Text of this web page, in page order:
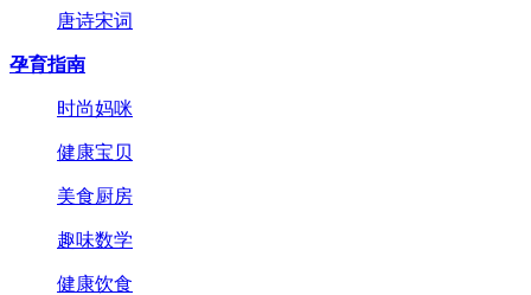
唐诗宋词
孕育指南
时尚妈咪
健康宝贝
美食厨房
趣味数学
健康饮食